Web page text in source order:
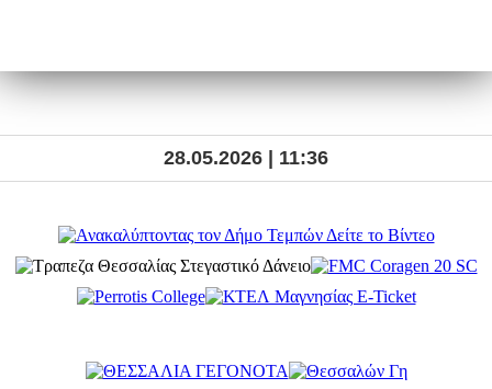
28.05.2026 | 11:36